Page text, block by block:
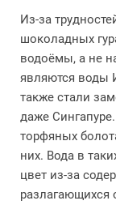
Из-за
шоколадных
водоёмы, а не
являются воды
также стали
даже
торфяных
них. Вода в
цвет из-за
разлагающихся